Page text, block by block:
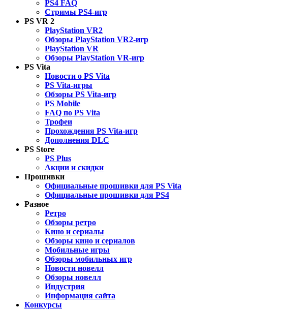
PS4 FAQ
Стримы PS4-игр
PS VR 2
PlayStation VR2
Обзоры PlayStation VR2-игр
PlayStation VR
Обзоры PlayStation VR-игр
PS Vita
Новости о PS Vita
PS Vita-игры
Обзоры PS Vita-игр
PS Mobile
FAQ по PS Vita
Трофеи
Прохождения PS Vita-игр
Дополнения DLC
PS Store
PS Plus
Акции и скидки
Прошивки
Официальные прошивки для PS Vita
Официальные прошивки для PS4
Разное
Ретро
Обзоры ретро
Кино и сериалы
Обзоры кино и сериалов
Мобильные игры
Обзоры мобильных игр
Новости новелл
Обзоры новелл
Индустрия
Информация сайта
Конкурсы